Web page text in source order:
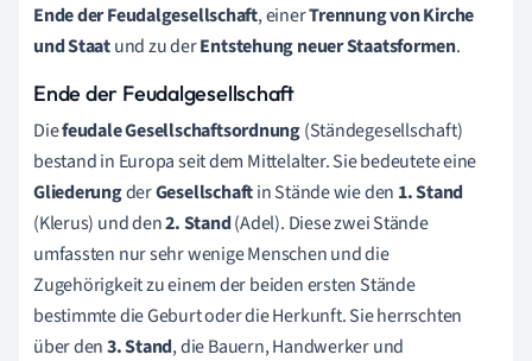
Ende der Feudalgesellschaft, einerTrennung von Kirche
und Staatund zu derEntstehung neuer Staatsformen.
Ende der Feudalgesellschaft
Diefeudale Gesellschaftsordnung(Ständegesellschaft)
bestand in Europa seit dem Mittelalter. Sie bedeutete eine
GliederungderGesellschaftin Stände wie den 1. Stand
(Klerus) und den2. Stand(Adel). Diese zwei Stände
umfassten nur sehr wenige Menschen und die
Zugehörigkeit zu einem der beiden ersten Stände
bestimmte die Geburt oder die Herkunft. Sie herrschten
über den3. Stand, die Bauern, Handwerker und